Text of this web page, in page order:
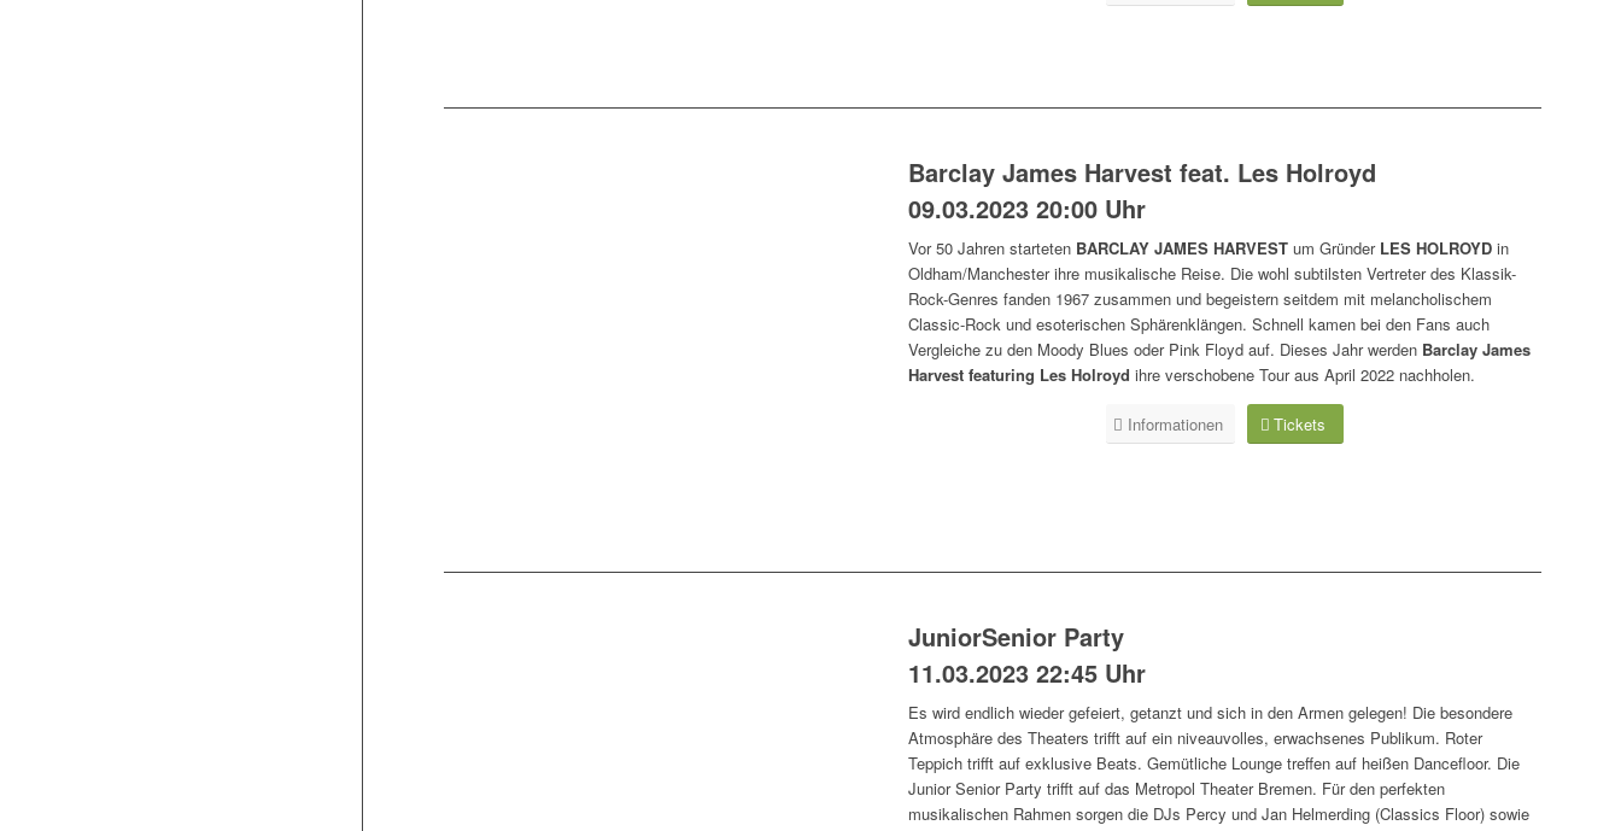
Barclay James Harvest feat. Les Holroyd
09.03.2023 20:00 Uhr
Vor 50 Jahren starteten BARCLAY JAMES HARVEST um Gründer LES HOLROYD in
Oldham/Manchester ihre musikalische Reise. Die wohl subtilsten Vertreter des Klassik-
Rock-Genres fanden 1967 zusammen und begeistern seitdem mit melancholischem
Classic-Rock und esoterischen Sphärenklängen. Schnell kamen bei den Fans auch
Vergleiche zu den Moody Blues oder Pink Floyd auf. Dieses Jahr werden Barclay James
Harvest featuring Les Holroyd ihre verschobene Tour aus April 2022 nachholen.
Informationen Tickets
JuniorSenior Party
11.03.2023 22:45 Uhr
Es wird endlich wieder gefeiert, getanzt und sich in den Armen gelegen! Die besondere
Atmosphäre des Theaters trifft auf ein niveauvolles, erwachsenes Publikum. Roter
Teppich trifft auf exklusive Beats. Gemütliche Lounge treffen auf heißen Dancefloor. Die
Junior Senior Party trifft auf das Metropol Theater Bremen. Für den perfekten
musikalischen Rahmen sorgen die DJs Percy und Jan Helmerding (Classics Floor) sowie